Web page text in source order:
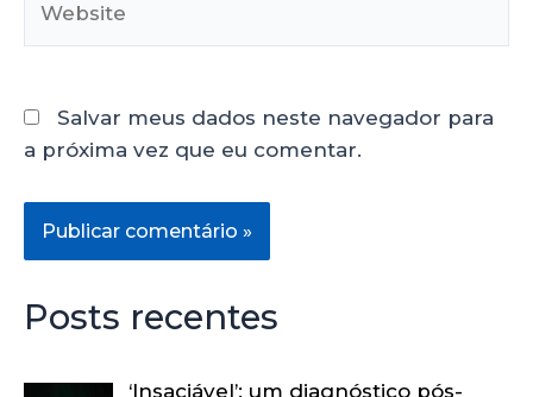
Salvar meus dados neste navegador para
a próxima vez que eu comentar.
Posts recentes
‘Insaciável’: um diagnóstico pós-